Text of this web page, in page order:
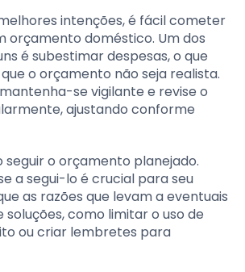
intenções, é fácil cometer
orçamento doméstico. Um dos
é subestimar despesas, o que
o orçamento não seja realista.
se vigilante e revise o
ajustando conforme
seguir o orçamento planejado.
a segui-lo é crucial para seu
as razões que levam a eventuais
soluções, como limitar o uso de
ou criar lembretes para